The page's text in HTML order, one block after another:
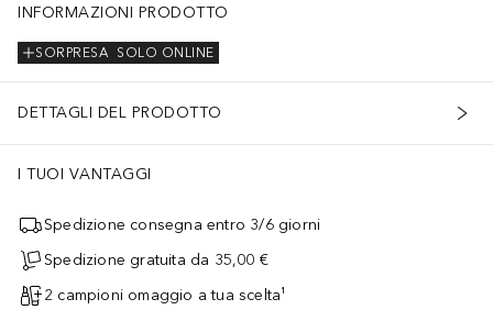
INFORMAZIONI PRODOTTO
SOLO ONLINE
SORPRESA
DETTAGLI DEL PRODOTTO
I TUOI VANTAGGI
Spedizione consegna entro 3/6 giorni
Spedizione gratuita da 35,00 €
2 campioni omaggio a tua scelta¹